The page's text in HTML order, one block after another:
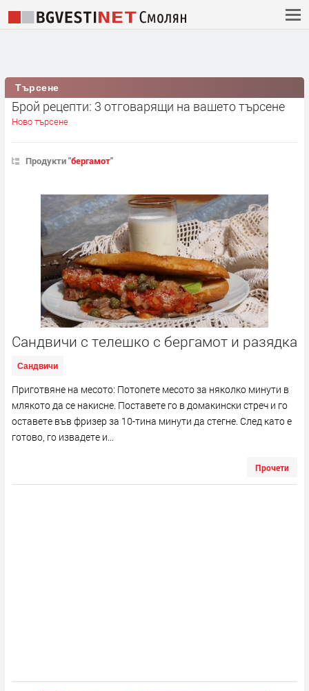
Търсене
Брой рецепти: 3 отговарящи на вашето търсене
Ново търсене
Продукти "бергамот"
Сандвичи с телешко с бергамот и разядка
Сандвичи
Приготвяне на месото: Потопете месото за няколко минути в
млякото да се накисне. Поставете го в домакински стреч и го
оставете във фризер за 10-тина минути да стегне. След като е
готово, го извадете и...
Прочети